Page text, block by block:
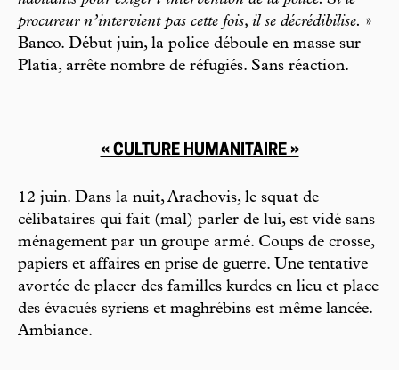
procureur n’intervient pas cette fois, il se décrédibilise. »
Banco. Début juin, la police déboule en masse sur
Platia, arrête nombre de réfugiés. Sans réaction.
« CULTURE HUMANITAIRE »
12 juin. Dans la nuit, Arachovis, le squat de
célibataires qui fait (mal) parler de lui, est vidé sans
ménagement par un groupe armé. Coups de crosse,
papiers et affaires en prise de guerre. Une tentative
avortée de placer des familles kurdes en lieu et place
des évacués syriens et maghrébins est même lancée.
Ambiance.